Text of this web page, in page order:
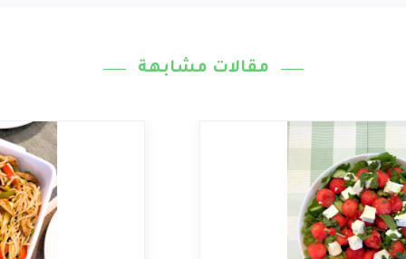
مقالات مشابهة